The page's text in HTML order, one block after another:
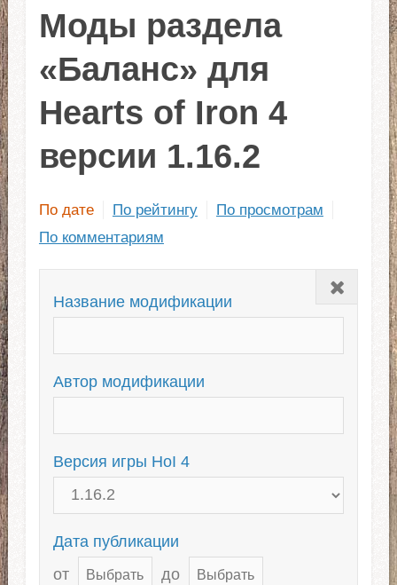
Моды раздела
«Баланс» для
Hearts of Iron 4
версии 1.16.2
По дате По рейтингу
По просмотрам
По комментариям
Закрыть
Название модификации
Автор модификации
Версия игры HoI 4
Дата публикации
от
до